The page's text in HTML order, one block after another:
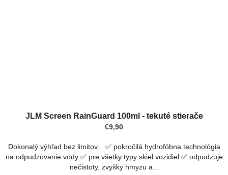
hodnotenie
3,0
z
JLM Screen RainGuard 100ml - tekuté stierače
€9,90
Dokonalý výhľad bez limitov. ✅ pokročilá hydrofóbna technológia
na odpudzovanie vody ✅ pre všetky typy skiel vozidiel ✅ odpudzuje
nečistoty, zvyšky hmyzu a...